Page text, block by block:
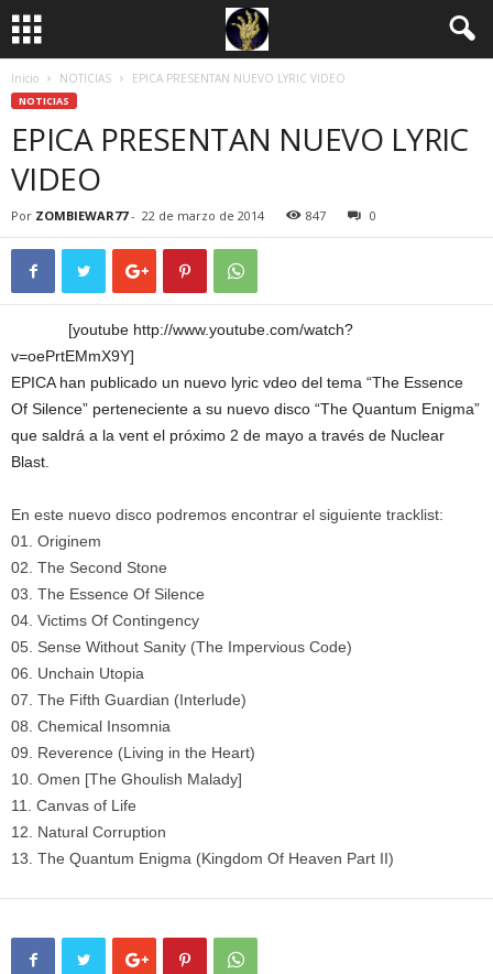
Inicio NOTICIAS EPICA PRESENTAN NUEVO LYRIC VIDEO
NOTICIAS
EPICA PRESENTAN NUEVO LYRIC
VIDEO
Por ZOMBIEWAR77- 22 de marzo de 2014 847 0
[youtube http://www.youtube.com/watch?
v=oePrtEMmX9Y]
EPICA han publicado un nuevo lyric vdeo del tema “The Essence
Of Silence” perteneciente a su nuevo disco “The Quantum Enigma”
que saldrá a la vent el próximo 2 de mayo a través de Nuclear
Blast.
En este nuevo disco podremos encontrar el siguiente tracklist:
01. Originem
02. The Second Stone
03. The Essence Of Silence
04. Victims Of Contingency
05. Sense Without Sanity (The Impervious Code)
06. Unchain Utopia
07. The Fifth Guardian (Interlude)
08. Chemical Insomnia
09. Reverence (Living in the Heart)
10. Omen [The Ghoulish Malady]
11. Canvas of Life
12. Natural Corruption
13. The Quantum Enigma (Kingdom Of Heaven Part II)